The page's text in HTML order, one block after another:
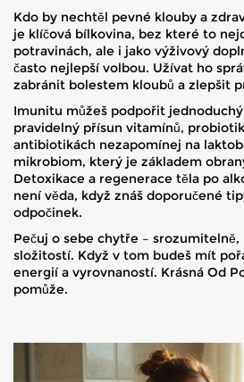
Kdo by nechtěl pevné klouby a
je klíčová bílkovina, bez které to
potravinách, ale i jako výživový
často nejlepší volbou. Užívat ho
zabránit bolestem kloubů a zlepšit
Imunitu můžeš podpořit
pravidelný přísun vitamínů,
antibiotikách nezapomínej na
mikrobiom, který je základem
Detoxikace a regenerace těla po
není věda, když znáš doporučené
odpočinek.
Pečuj o sebe chytře – srozumitelně,
složitostí. Když v tom budeš mít
energií a vyrovnaností. Krásná Od
pomůže.